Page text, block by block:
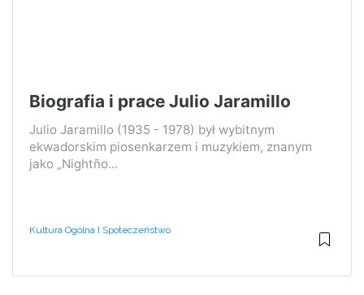
Biografia i prace Julio Jaramillo
Julio Jaramillo (1935 - 1978) był wybitnym
ekwadorskim piosenkarzem i muzykiem, znanym
jako „Nightño...
Kultura Ogólna I Społeczeństwo